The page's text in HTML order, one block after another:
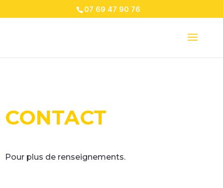
07 69 47 90 76
CONTACT
Pour plus de renseignements.